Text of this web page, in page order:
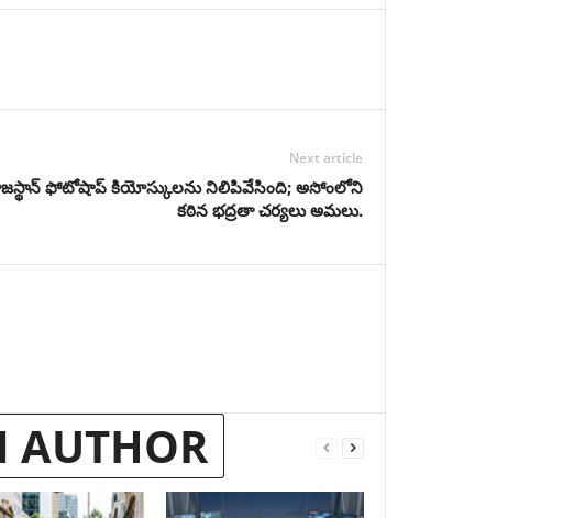
Next article
రాజస్థాన్ ఫోటోషాప్ కియోస్కులను నిలిపివేసింది; అసోంలోని
కఠిన భద్రతా చర్యలు అమలు.
AUTHOR